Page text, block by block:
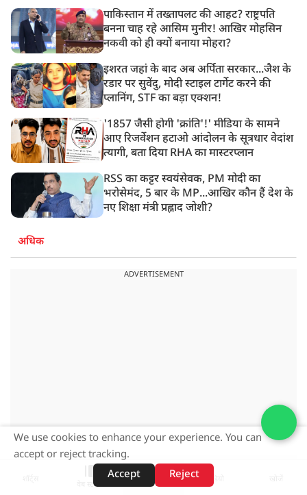
पाकिस्तान में तख्तापलट की आहट? राष्ट्रपति
बनना चाह रहे आसिम मुनीर! आखिर मोहसिन
नकवी को ही क्यों बनाया मोहरा?
इशरत जहां के बाद अब अर्पिता सरकार...जैश के
रडार पर सुवेंदु, मोदी स्टाइल टार्गेट करने की
प्लानिंग, STF का बड़ा एक्शन!
'1857 जैसी होगी 'क्रांति'!' मीडिया के सामने
आए रिजर्वेशन हटाओ आंदोलन के सूत्रधार वेदांश
त्यागी, बता दिया RHA का मास्टरप्लान
RSS का कट्टर स्वयंसेवक, PM मोदी का
भरोसेमंद, 5 बार के MP...आखिर कौन हैं देश के
नए शिक्षा मंत्री प्रह्लाद जोशी?
अधिक
ADVERTISEMENT
ADVERTISEMENT
वेब स्टोरीज़
We use cookies to enhance your experience. You can
accept or reject tracking.
Accept
Reject